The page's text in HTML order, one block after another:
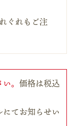
ぐれもご注
。 価格は税込
てお知らせい